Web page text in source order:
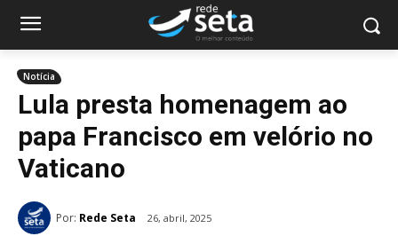
Notícia
Lula presta homenagem ao
papa Francisco em velório no
Vaticano
Por: Rede Seta 26, abril, 2025